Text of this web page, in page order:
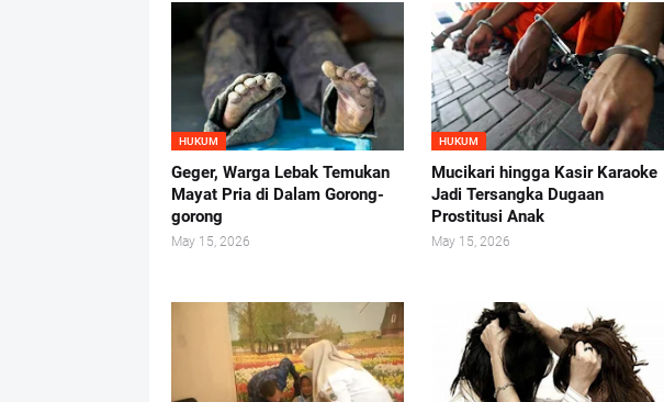
HUKUM
Geger, Warga Lebak Temukan
Mayat Pria di Dalam Gorong-
gorong
May 15, 2026
HUKUM
Mucikari hingga Kasir Karaoke
Jadi Tersangka Dugaan
Prostitusi Anak
May 15, 2026